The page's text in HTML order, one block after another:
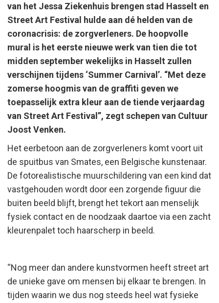
van het Jessa Ziekenhuis brengen stad Hasselt en
Street Art Festival hulde aan dé helden van de
coronacrisis: de zorgverleners. De hoopvolle
mural is het eerste nieuwe werk van tien die tot
midden september wekelijks in Hasselt zullen
verschijnen tijdens ‘Summer Carnival’. “Met deze
zomerse hoogmis van de graffiti geven we
toepasselijk extra kleur aan de tiende verjaardag
van Street Art Festival”, zegt schepen van Cultuur
Joost Venken.
Het eerbetoon aan de zorgverleners komt voort uit
de spuitbus van Smates, een Belgische kunstenaar.
De fotorealistische muurschildering van een kind dat
vastgehouden wordt door een zorgende figuur die
buiten beeld blijft, brengt het tekort aan menselijk
fysiek contact en de noodzaak daartoe via een zacht
kleurenpalet toch haarscherp in beeld.
“Nog meer dan andere kunstvormen heeft street art
de unieke gave om mensen bij elkaar te brengen. In
tijden waarin we dus nog steeds heel wat fysieke